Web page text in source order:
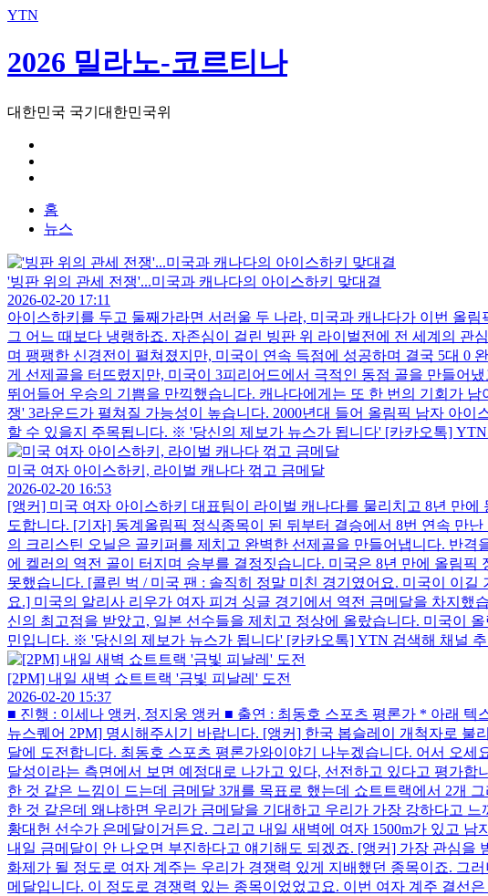
YTN
2026 밀라노-코르티나
대한민국 국기 대한민국위
홈
뉴스
'빙판 위의 관세 전쟁'...미국과 캐나다의 아이스하키 맞대결
2026-02-20 17:11
아이스하키를 두고 둘째가라면 서러울 두 나라, 미국과 캐나다가 이번 올
그 어느 때보다 냉랭하죠. 자존심이 걸린 빙판 위 라이벌전에 전 세계의 관
며 팽팽한 신경전이 펼쳐졌지만, 미국이 연속 득점에 성공하며 결국 5대 0
게 선제골을 터뜨렸지만, 미국이 3피리어드에서 극적인 동점 골을 만들어
뛰어들어 우승의 기쁨을 만끽했습니다. 캐나다에게는 또 한 번의 기회가
쟁' 3라운드가 펼쳐질 가능성이 높습니다. 2000년대 들어 올림픽 남자 아
할 수 있을지 주목됩니다. ※ '당신의 제보가 뉴스가 됩니다' [카카오톡] YTN
미국 여자 아이스하키, 라이벌 캐나다 꺾고 금메달
2026-02-20 16:53
[앵커] 미국 여자 아이스하키 대표팀이 라이벌 캐나다를 물리치고 8년 만
도합니다. [기자] 동계올림픽 정식종목이 된 뒤부터 결승에서 8번 연속 만
의 크리스틴 오닐은 골키퍼를 제치고 완벽한 선제골을 만들어냅니다. 반
에 켈러의 역전 골이 터지며 승부를 결정짓습니다. 미국은 8년 만에 올림
못했습니다. [콜린 벅 / 미국 팬 : 솔직히 정말 미친 경기였어요. 미국이 이
요.] 미국의 알리사 리우가 여자 피겨 싱글 경기에서 역전 금메달을 차지
신의 최고점을 받았고, 일본 선수들을 제치고 정상에 올랐습니다. 미국이
민입니다. ※ '당신의 제보가 뉴스가 됩니다' [카카오톡] YTN 검색해 채널 추
[2PM] 내일 새벽 쇼트트랙 '금빛 피날레' 도전
2026-02-20 15:37
■ 진행 : 이세나 앵커, 정지웅 앵커 ■ 출연 : 최동호 스포츠 평론가 * 아래
뉴스퀘어 2PM] 명시해주시기 바랍니다. [앵커] 한국 봅슬레이 개척자로
달에 도전합니다. 최동호 스포츠 평론가와이야기 나누겠습니다. 어서 오
달성이라는 측면에서 보면 예정대로 나가고 있다, 선전하고 있다고 평가
한 것 같은 느낌이 드는데 금메달 3개를 목표로 했는데 쇼트트랙에서 2개
한 것 같은데 왜냐하면 우리가 금메달을 기대하고 우리가 가장 강하다고
황대헌 선수가 은메달이거든요. 그리고 내일 새벽에 여자 1500m가 있고
내일 금메달이 안 나오면 부진하다고 얘기해도 되겠죠. [앵커] 가장 관심을
화제가 될 정도로 여자 계주는 우리가 경쟁력 있게 지배했던 종목이죠. 그
메달입니다. 이 정도로 경쟁력 있는 종목이었었고요. 이번 여자 계주 결선